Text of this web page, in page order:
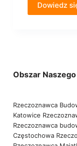
Dowiedz
Obszar Naszego
Rzeczoznawca
Katowice
Rzeczoznawca
Częstochowa